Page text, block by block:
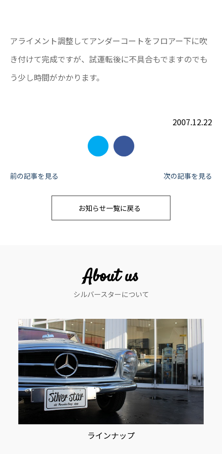
アライメント調整してアンダーコートをフロアー下に吹
き付けて完成ですが、試運転後に不具合もでますのでも
う少し時間がかかります。
2007.12.22
投
ン
前の記事を見る 次の記事を見る
お知らせ一覧に戻る
About us
シルバースターについて
ラインナップ